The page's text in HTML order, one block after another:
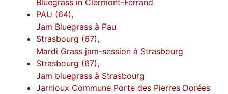
PAU (64),
Jam Bluegrass à Pau
Strasbourg (67),
Mardi Grass jam-session à Strasbourg
Strasbourg (67),
Jam bluegrass à Strasbourg
Jarnioux Commune Porte des Pierres Dorées